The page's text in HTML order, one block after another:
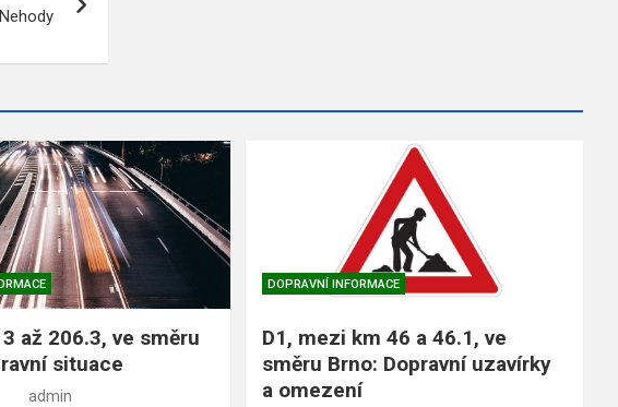
až 206.3, ve směru
situace
admin
DOPRAVNÍ INFORMACE
D1, mezi km 46 a 46.1, ve
směru Brno: Dopravní uzavírky
a omezení